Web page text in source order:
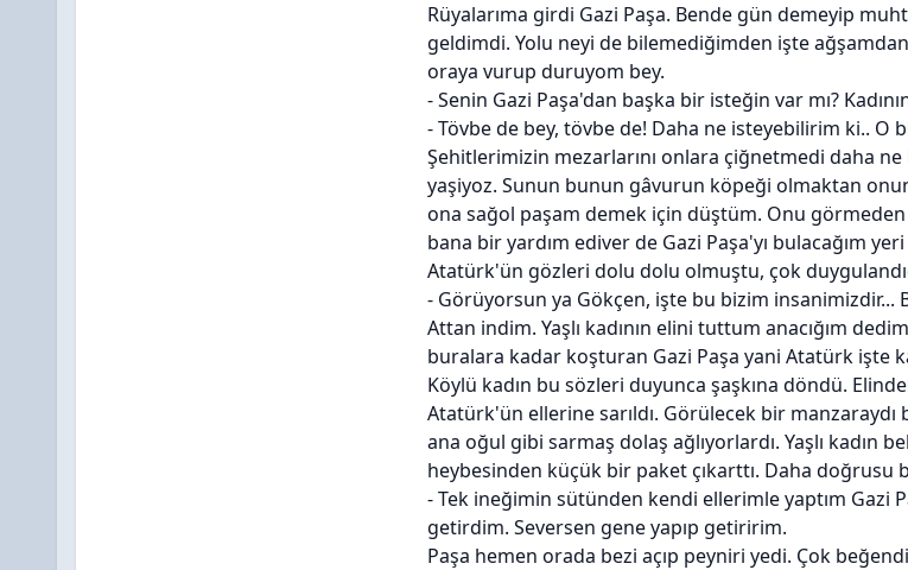
Rüyalarıma girdi Gazi Paşa. Bende gün demeyip
geldimdi. Yolu neyi de bilemediğimden işte
oraya vurup duruyom bey.
- Senin Gazi Paşa'dan başka bir isteğin var mı?
- Tövbe de bey, tövbe de! Daha ne isteyebilirim ki.. O
Şehitlerimizin mezarlarını onlara çiğnetmedi daha
yaşiyoz. Sunun bunun gâvurun köpeği olmaktan
ona sağol paşam demek için düştüm. Onu
bana bir yardım ediver de Gazi Paşa'yı bulacağım
Atatürk'ün gözleri dolu dolu olmuştu, çok
- Görüyorsun ya Gökçen, işte bu bizim insanimizdir...
Attan indim. Yaşlı kadının elini tuttum anacığım
buralara kadar koşturan Gazi Paşa yani Atatürk işte
Köylü kadın bu sözleri duyunca şaşkına döndü.
Atatürk'ün ellerine sarıldı. Görülecek bir manzaraydı
ana oğul gibi sarmaş dolaş ağlıyorlardı. Yaşlı
heybesinden küçük bir paket çıkarttı. Daha doğrusu
- Tek ineğimin sütünden kendi ellerimle yaptım Gazi
getirdim. Seversen gene yapıp getiririm.
Paşa hemen orada bezi açıp peyniri yedi. Çok